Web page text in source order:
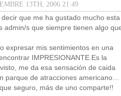
13TH, 2006 21:49
que me ha gustado mucho esta
admin/s que siempre tienen algo
expresar mis sentimientos en una
IMPRESIONANTE.Es la
me da esa sensación de caida
parque de atracciones americano…
seguro, más de uno comparte!!